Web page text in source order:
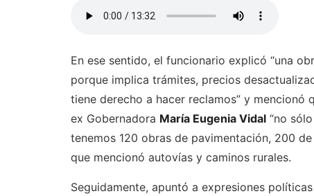
En ese sentido, el funcionario explicó “una
porque implica trámites, precios
tiene derecho a hacer reclamos” y
ex Gobernadora María Eugenia Vidal “no
tenemos 120 obras de pavimentación, 200
que mencionó autovías y caminos rurales.
Seguidamente, apuntó a expresiones